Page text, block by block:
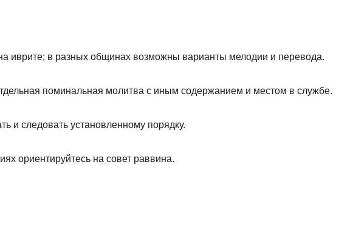
иврите; в разных общинах возможны варианты мелодии и перевода.
поминальная молитва с иным содержанием и местом в службе.
и следовать установленному порядку.
ориентируйтесь на совет раввина.